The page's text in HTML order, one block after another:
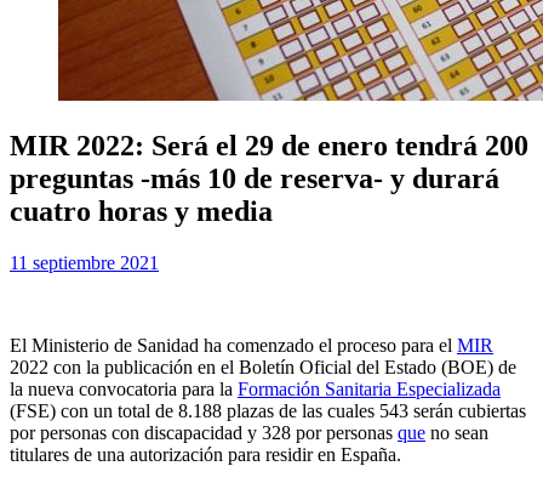
MIR 2022: Será el 29 de enero tendrá 200
preguntas -más 10 de reserva- y durará
cuatro horas y media
porExamen MIR
Publicada
11 septiembre 2021
El Ministerio de Sanidad ha comenzado el proceso para el MIR
2022 con la publicación en el Boletín Oficial del Estado (BOE) de
la nueva convocatoria para la Formación Sanitaria Especializada
(FSE) con un total de 8.188 plazas de las cuales 543 serán cubiertas
por personas con discapacidad y 328 por personas que no sean
titulares de una autorización para residir en España.